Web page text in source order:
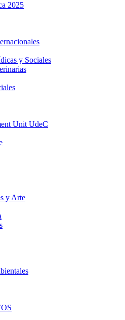
2025
y Sociales
Unit UdeC
y Arte